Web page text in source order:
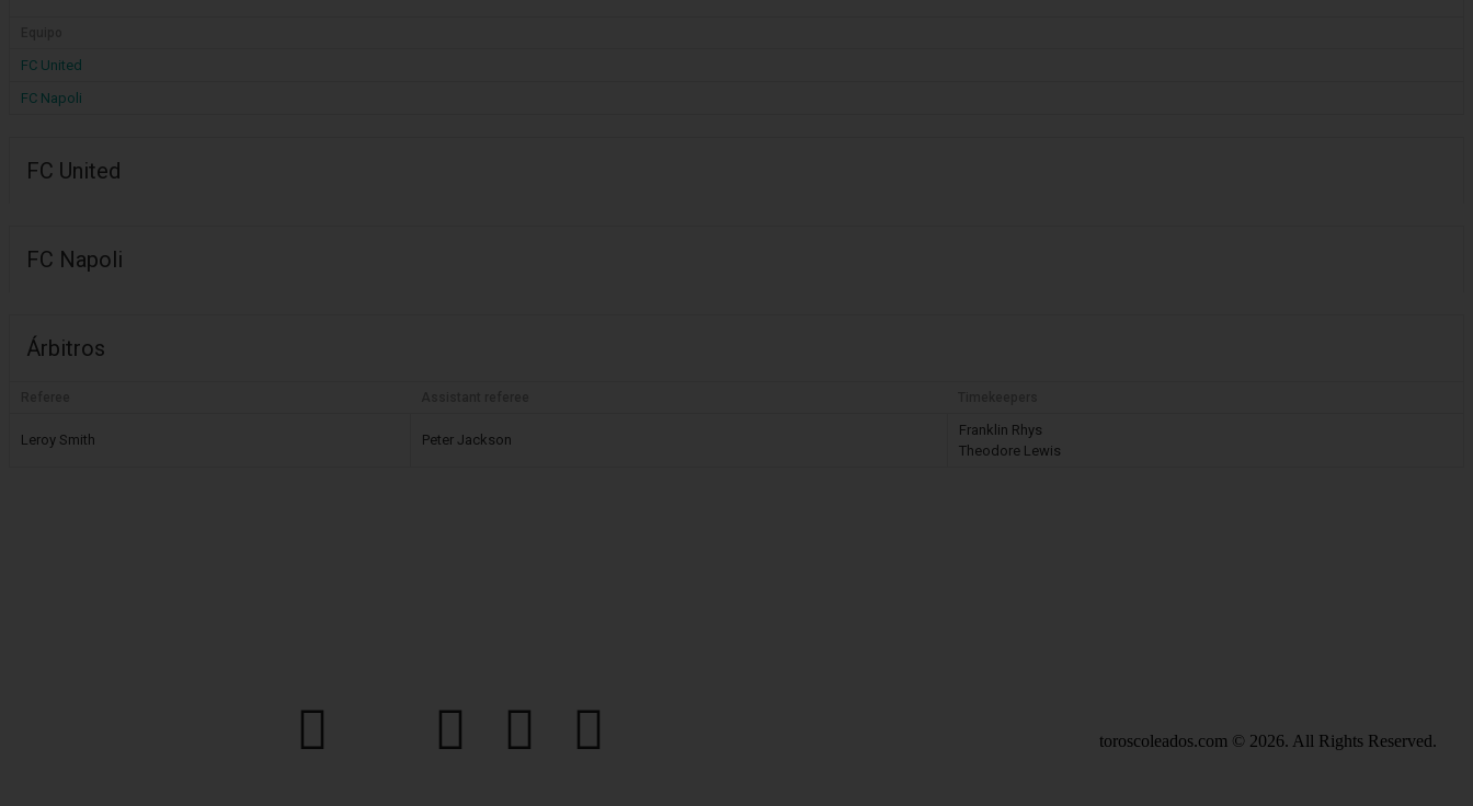
FC United
FC Napoli
FC United
FC Napoli
Árbitros
Leroy Smith Peter Jackson
Franklin Rhys
Theodore Lewis
toroscoleados.com © 2026. All Rights Reserved.